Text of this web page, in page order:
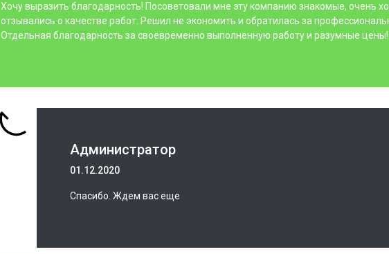
Хочу выразить благодарность! Посоветовали мне эту компанию знакомые, очень
отзывались о качестве работ. Решил не экономить и обратилась за
Отдельная благодарность за своевременно выполненную работу и разумные цены!
Администратор
01.12.2020
Спасибо. Ждем вас еще